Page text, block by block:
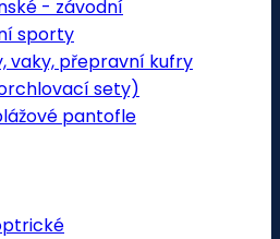
- závodní
sporty
vaky, přepravní kufry
sety)
pantofle